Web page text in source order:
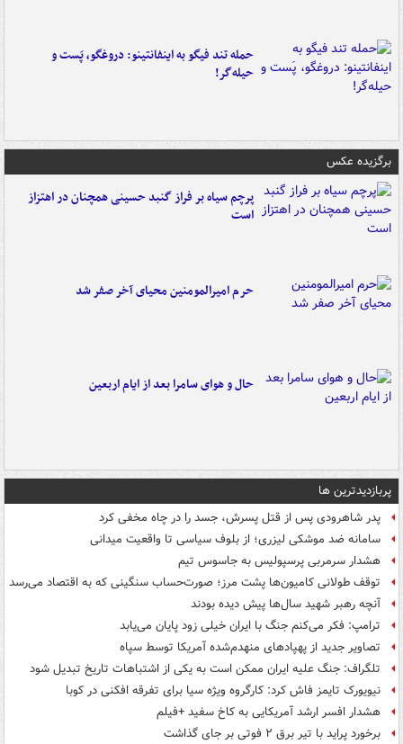
حمله تند فیگو به اینفانتینو: دروغگو، پَست‌ و
حیله‌گر!
برگزیده عکس
پرچم سیاه بر فراز گنبد حسینی همچنان در اهتزاز
است
حرم امیرالمومنین محیای آخر صفر شد
حال و هوای سامرا بعد از ایام اربعین
پربازدیدترین ها
پدر شاهرودی پس از قتل پسرش، جسد را در چاه مخفی کرد
سامانه ضد موشکی لیزری؛ از بلوف سیاسی تا واقعیت میدانی
هشدار سرمربی پرسپولیس به جاسوس تیم
توقف طولانی کامیون‌ها پشت مرز؛ صورت‌حساب سنگینی که به اقتصاد می‌رسد
آنچه رهبر شهید سال‌ها پیش دیده بودند
ترامپ: فکر می‌کنم جنگ با ایران خیلی زود پایان می‌یابد
تصاویر جدید از پهپادهای منهدم‌شده آمریکا توسط سپاه
تلگراف: جنگ علیه ایران ممکن است به یکی از اشتباهات تاریخ تبدیل شود
نیویورک تایمز فاش کرد: کارگروه ویژه سیا برای تفرقه افکنی در کوبا
هشدار افسر ارشد آمریکایی به کاخ سفید +فیلم
برخورد پراید با تیر برق ۲ فوتی بر جای گذاشت